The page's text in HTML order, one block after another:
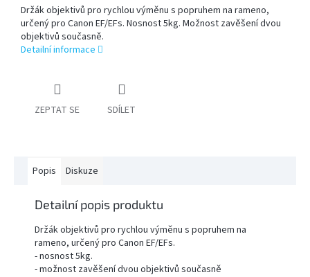
PŘÍSLUŠENSTVÍ
FOTOSTUDIO
NÁHRADNÍ
Přihlášení
Držák objektivů pro rychlou výměnu s popruhem na rameno,
určený pro Canon EF/EFs. Nosnost 5kg. Možnost zavěšení dvou
objektivů současně.
Detailní informace
ZEPTAT SE SDÍLET
Popis Diskuze
Detailní popis produktu
Držák objektivů pro rychlou výměnu s popruhem na
rameno, určený pro Canon EF/EFs.
- nosnost 5kg.
- možnost zavěšení dvou objektivů současně